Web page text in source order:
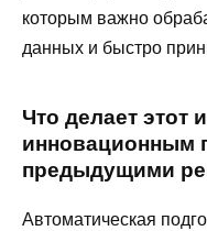
которым важно
данных и быстро
Что делает этот
инновационным
предыдущими
Автоматическая